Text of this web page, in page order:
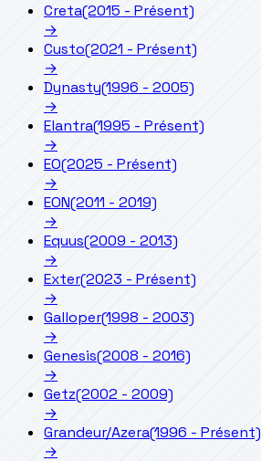
Creta(2015 - Présent)
→
Custo(2021 - Présent)
→
Dynasty(1996 - 2005)
→
Elantra(1995 - Présent)
→
EO(2025 - Présent)
→
EON(2011 - 2019)
→
Equus(2009 - 2013)
→
Exter(2023 - Présent)
→
Galloper(1998 - 2003)
→
Genesis(2008 - 2016)
→
Getz(2002 - 2009)
→
Grandeur/Azera(1996 - Présent)
→